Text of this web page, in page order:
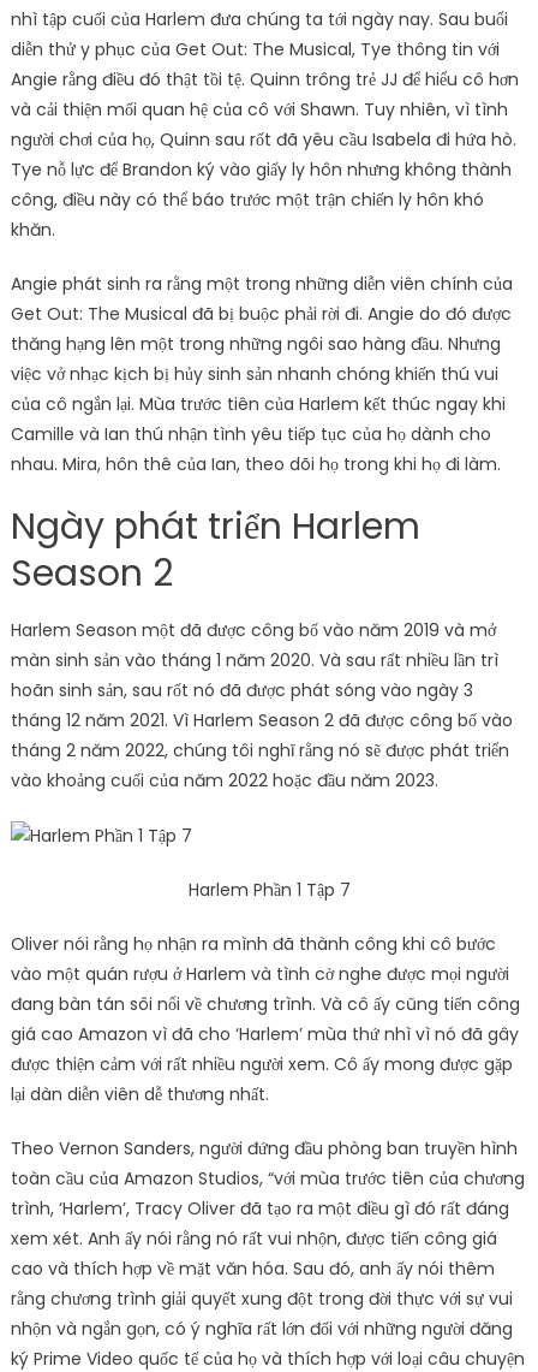
nhì tập cuối của Harlem đưa chúng ta tới ngày nay. Sau buổi
diễn thử y phục của Get Out: The Musical, Tye thông tin với
Angie rằng điều đó thật tồi tệ. Quinn trông trẻ JJ để hiểu cô hơn
và cải thiện mối quan hệ của cô với Shawn. Tuy nhiên, vì tình
người chơi của họ, Quinn sau rốt đã yêu cầu Isabela đi hứa hò.
Tye nỗ lực để Brandon ký vào giấy ly hôn nhưng không thành
công, điều này có thể báo trước một trận chiến ly hôn khó
khăn.
Angie phát sinh ra rằng một trong những diễn viên chính của
Get Out: The Musical đã bị buộc phải rời đi. Angie do đó được
thăng hạng lên một trong những ngôi sao hàng đầu. Nhưng
việc vở nhạc kịch bị hủy sinh sản nhanh chóng khiến thú vui
của cô ngắn lại. Mùa trước tiên của Harlem kết thúc ngay khi
Camille và Ian thú nhận tình yêu tiếp tục của họ dành cho
nhau. Mira, hôn thê của Ian, theo dõi họ trong khi họ đi làm.
Ngày phát triển Harlem
Season 2
Harlem Season một đã được công bố vào năm 2019 và mở
màn sinh sản vào tháng 1 năm 2020. Và sau rất nhiều lần trì
hoãn sinh sản, sau rốt nó đã được phát sóng vào ngày 3
tháng 12 năm 2021. Vì Harlem Season 2 đã được công bố vào
tháng 2 năm 2022, chúng tôi nghĩ rằng nó sẽ được phát triển
vào khoảng cuối của năm 2022 hoặc đầu năm 2023.
Harlem Phần 1 Tập 7
Oliver nói rằng họ nhận ra mình đã thành công khi cô bước
vào một quán rượu ở Harlem và tình cờ nghe được mọi người
đang bàn tán sôi nổi về chương trình. Và cô ấy cũng tiến công
giá cao Amazon vì đã cho ‘Harlem’ mùa thứ nhì vì nó đã gây
được thiện cảm với rất nhiều người xem. Cô ấy mong được gặp
lại dàn diễn viên dễ thương nhất.
Theo Vernon Sanders, người đứng đầu phòng ban truyền hình
toàn cầu của Amazon Studios, “với mùa trước tiên của chương
trình, ‘Harlem’, Tracy Oliver đã tạo ra một điều gì đó rất đáng
xem xét. Anh ấy nói rằng nó rất vui nhộn, được tiến công giá
cao và thích hợp về mặt văn hóa. Sau đó, anh ấy nói thêm
rằng chương trình giải quyết xung đột trong đời thực với sự vui
nhộn và ngắn gọn, có ý nghĩa rất lớn đối với những người đăng
ký Prime Video quốc tế của họ và thích hợp với loại câu chuyện